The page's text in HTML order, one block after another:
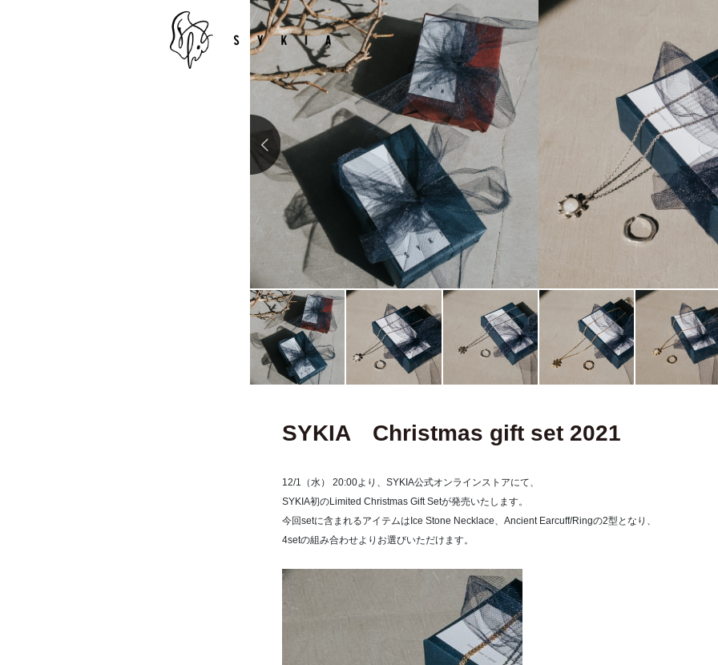
SYKIA Christmas gift set 2021
12/1（水） 20:00より、SYKIA公式オンラインストアにて、
SYKIA初のLimited Christmas Gift Setが発売いたします。
今回setに含まれるアイテムはIce Stone Necklace、Ancient Earcuff/Ringの2型となり、
4setの組み合わせよりお選びいただけます。